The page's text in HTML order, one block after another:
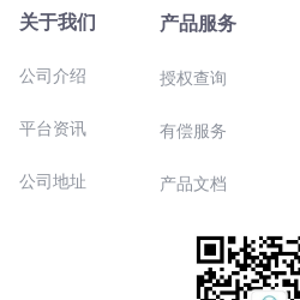
关于我们
公司介绍
平台资讯
公司地址
产品服务
授权查询
有偿服务
产品文档